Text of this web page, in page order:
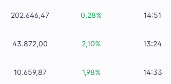
202.646,47 0,28% 14:51
43.872,00 2,10% 13:24
10.659,87 1,98% 14:33